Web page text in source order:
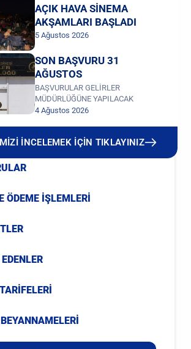
AÇIK HAVA SİNEMA
AKŞAMLARI BAŞLADI
5 Ağustos 2026
SON BAŞVURU 31
AĞUSTOS
BAŞVURULAR GELİRLER
MÜDÜRLÜĞÜNE YAPILACAK
4 Ağustos 2026
İNCELEMEK İÇİN TIKLAYINIZ
ÖDEME İŞLEMLERİ